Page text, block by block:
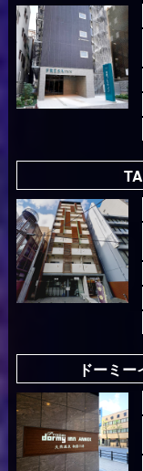
ドーミ